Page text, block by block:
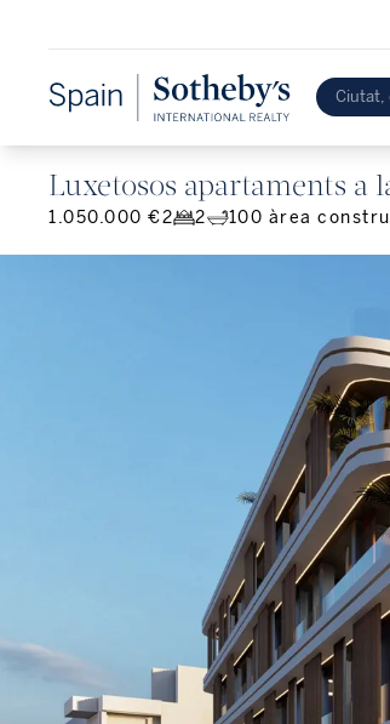
Luxetosos apartaments a
2026
1.050.000 €2 2 100 àrea